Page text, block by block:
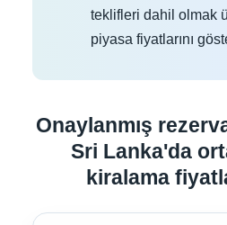
teklifleri dahil olmak
piyasa fiyatlarını
Onaylanmış
Sri Lanka'da
kiralama